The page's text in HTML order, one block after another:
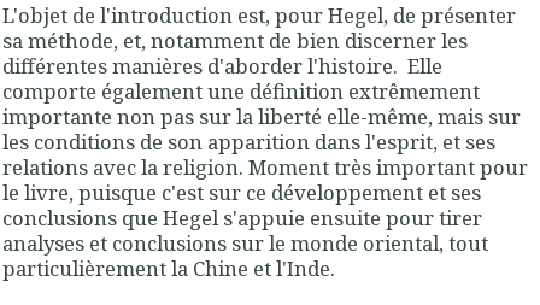
L'objet de l'introduction est, pour Hegel, de présenter
sa méthode, et, notamment de bien discerner les
différentes manières d'aborder l'histoire. Elle
comporte également une définition extrêmement
importante non pas sur la liberté elle-même, mais sur
les conditions de son apparition dans l'esprit, et ses
relations avec la religion. Moment très important pour
le livre, puisque c'est sur ce développement et ses
conclusions que Hegel s'appuie ensuite pour tirer
analyses et conclusions sur le monde oriental, tout
particulièrement la Chine et l'Inde.